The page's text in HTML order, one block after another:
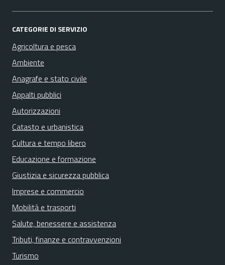
CATEGORIE DI SERVIZIO
Agricoltura e pesca
Ambiente
Anagrafe e stato civile
Appalti pubblici
Autorizzazioni
Catasto e urbanistica
Cultura e tempo libero
Educazione e formazione
Giustizia e sicurezza pubblica
Imprese e commercio
Mobilità e trasporti
Salute, benessere e assistenza
Tributi, finanze e contravvenzioni
Turismo